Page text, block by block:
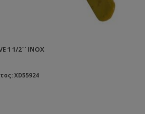
1 1/2`` ΙΝΟΧ
XD55924